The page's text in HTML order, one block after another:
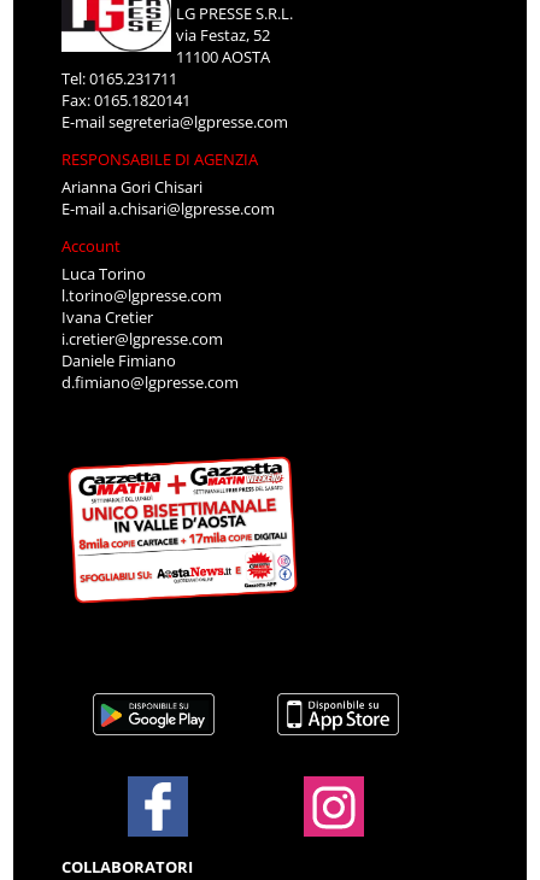
LG PRESSE S.R.L.
via Festaz, 52
11100 AOSTA
Tel: 0165.231711
Fax: 0165.1820141
E-mailsegreteria@lgpresse.com
RESPONSABILE DI AGENZIA
Arianna Gori Chisari
E-maila.chisari@lgpresse.com
Account
Luca Torino
l.torino@lgpresse.com
Ivana Cretier
i.cretier@lgpresse.com
Daniele Fimiano
d.fimiano@lgpresse.com
COLLABORATORI